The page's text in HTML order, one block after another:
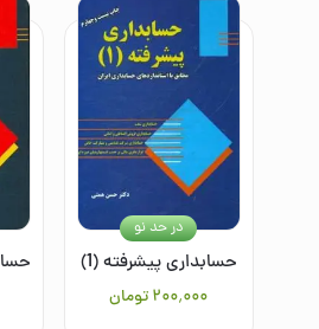
حسابداری پیشرفته (1)
۲۰۰٬۰۰۰تومان
در حد نو